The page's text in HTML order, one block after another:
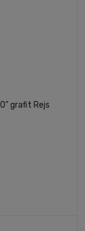
grafit Rejs